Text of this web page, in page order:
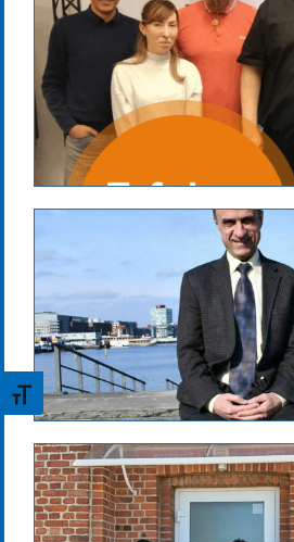
Schrift vergrößern
Jan.Rimmele
jobcenter-news
Jan.Rimmele
Erfolgsgeschichten jobcenter-news